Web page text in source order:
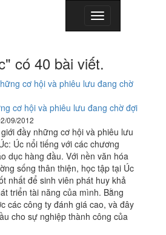
Toggle
navigation
có 40 bài viết.
cơ hội và phiêu lưu đang chờ đợi
09/2012
đầy những cơ hội và phiêu lưu
Úc nổi tiếng với các chương
dục hàng đầu. Với nền văn hóa
sống thân thiện, học tập tại Úc
nhất để sinh viên phát huy khả
triển tài năng của mình. Bằng
các công ty đánh giá cao, và đây
cho sự nghiệp thành công của